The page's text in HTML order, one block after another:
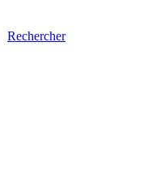
Rechercher